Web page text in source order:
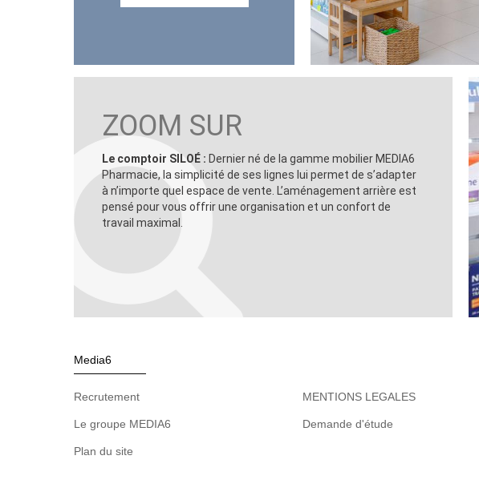
ZOOM SUR
Le comptoir SILOÉ : Dernier né de la gamme mobilier MEDIA6
Pharmacie, la simplicité de ses lignes lui permet de s’adapter
à n’importe quel espace de vente. L’aménagement arrière est
pensé pour vous offrir une organisation et un confort de
travail maximal.
Media6
Recrutement MENTIONS LEGALES
Le groupe MEDIA6 Demande d'étude
Plan du site